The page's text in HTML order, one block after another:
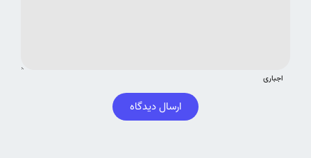
اجباری
ارسال دیدگاه